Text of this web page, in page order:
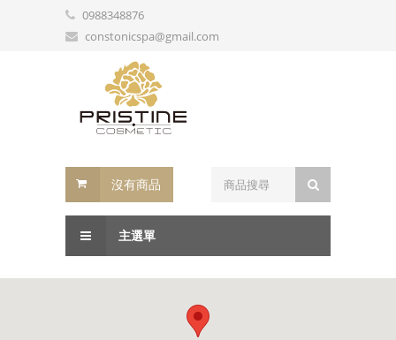
0988348876
constonicspa@gmail.com
沒有商品
主選單